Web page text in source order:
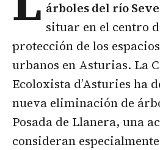
árboles del río
situar en el centro
protección de los
urbanos en Asturias. La
Ecoloxista d’Asturies ha
nueva eliminación de
Posada de Llanera, una
consideran